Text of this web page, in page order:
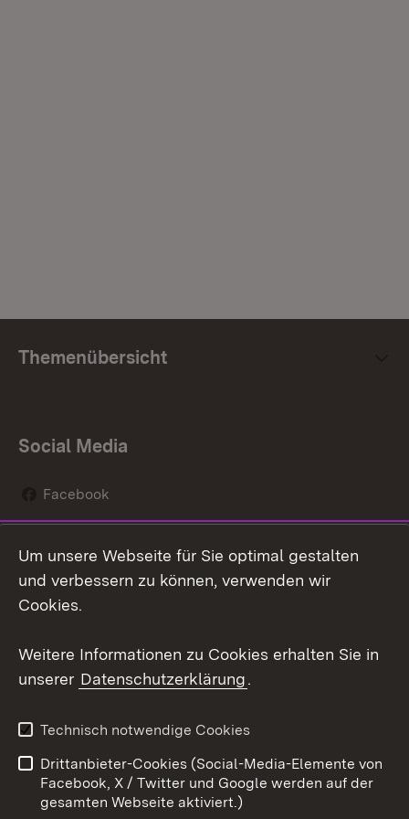
Themenübersicht
Social Media
Facebook
Social Wall
Youtube
Kontakt
Datenschutz
Barrierefreiheit
Impressum Cookies
Um unsere Webseite für Sie optimal gestalten
und verbessern zu können, verwenden wir
Cookies.
Weitere Informationen zu Cookies erhalten Sie in
unserer Datenschutzerklärung.
Technisch notwendige Cookies
Drittanbieter-Cookies (Social-Media-Elemente von
Facebook, X / Twitter und Google werden auf der
gesamten Webseite aktiviert.)